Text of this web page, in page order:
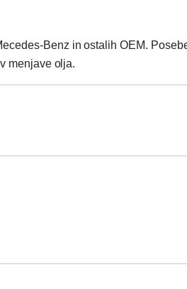
Benz in ostalih OEM.
menjave olja.